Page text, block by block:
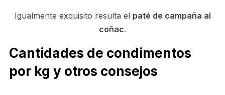
Igualmente exquisito resulta el paté de campaña al
coñac.
Cantidades de condimentos
por kg y otros consejos